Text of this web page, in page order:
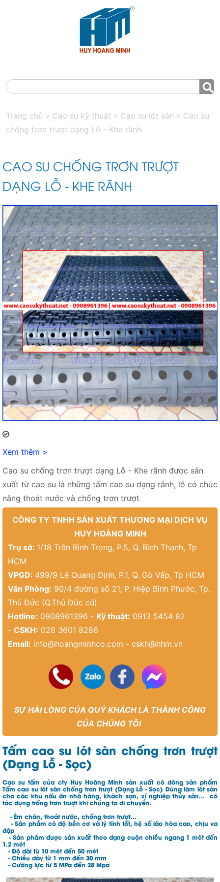
Trang chủ » Cao su kỹ thuật » Cao su lót sàn » Cao su
chống trơn trượt dạng Lỗ - Khe rãnh
CAO SU CHỐNG TRƠN TRƯỢT
DẠNG LỖ - KHE RÃNH
Xem thêm >
Cao su chống trơn trượt dạng Lỗ - Khe rãnh được sản
xuất từ cao su là những tấm cao su dạng rãnh, lỗ có chức
năng thoát nước và chống trơn trượt
CÔNG TY TNHH SẢN XUẤT THƯƠNG MẠI DỊCH VỤ
HUY HOÀNG MINH
Trụ sở: 1/18 Trần Bình Trọng, P.5, Q. Bình Thạnh, Tp
HCM
VPGD: 499/9 Lê Quang Định, P.1, Q. Gò Vấp, Tp HCM
Văn Phòng: 90/4 đường số 21, P. Hiệp Bình Phước, Tp.
Thủ Đức (Q.Thủ Đức cũ)
Hotline: 0908961396 - Kỹ thuật: 0913 5454 82
- CSKH: 028 3601 8286
Email: info@hoangminhco.com - cskh@hhm.vn
SỰ HÀI LÒNG CỦA QUÝ KHÁCH LÀ THÀNH CÔNG
CỦA CHÚNG TÔI
Tấm cao su lót sàn chống trơn trượt
(Dạng Lỗ - Sọc)
Cao su tấm của cty Huy Hoàng Minh sản xuất có dòng sản phẩm
Tấm cao su lót sàn chống trơn trượt (Dạng Lỗ - Sọc) Dùng làm lót sàn
cho các khu nấu ăn nhà hàng, khách sạn, xí nghiệp thủy sản... có
tác dụng trống trơn trượt khi chúng ta di chuyển.
- Êm chân, thoát nước, chống trơn trượt...
- Sản phầm có độ bền cơ và lý tính tốt, hệ số lão hóa cao, chịu va
đập
- Sản phẩm được sản xuất theo dạng cuộn chiều ngang 1 mét đến
1.2 mét
- Độ dài từ 10 mét đến 50 mét
- Chiều dày từ 1 mm đến 30 mm
- Cường lực từ 5 MPa đến 28 Mpa